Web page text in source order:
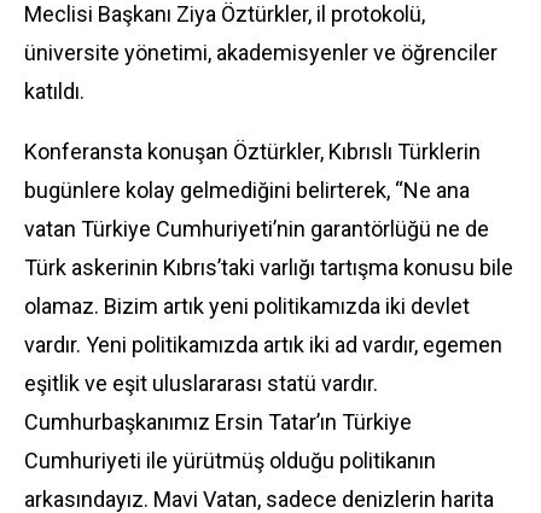
Meclisi Başkanı Ziya Öztürkler, il protokolü,
üniversite yönetimi, akademisyenler ve öğrenciler
katıldı.
Konferansta konuşan Öztürkler, Kıbrıslı Türklerin
bugünlere kolay gelmediğini belirterek, “Ne ana
vatan Türkiye Cumhuriyeti’nin garantörlüğü ne de
Türk askerinin Kıbrıs’taki varlığı tartışma konusu bile
olamaz. Bizim artık yeni politikamızda iki devlet
vardır. Yeni politikamızda artık iki ad vardır, egemen
eşitlik ve eşit uluslararası statü vardır.
Cumhurbaşkanımız Ersin Tatar’ın Türkiye
Cumhuriyeti ile yürütmüş olduğu politikanın
arkasındayız. Mavi Vatan, sadece denizlerin harita